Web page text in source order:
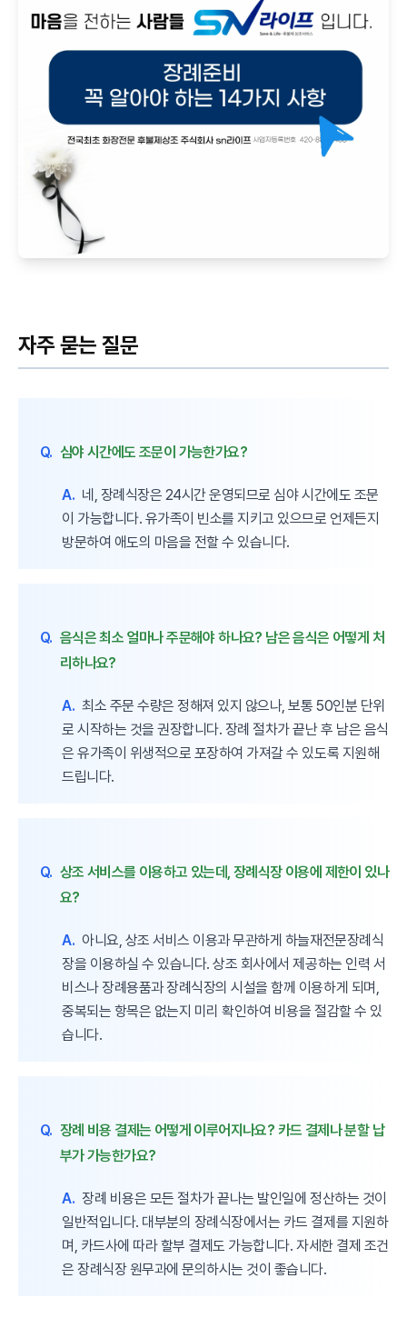
자주 묻는 질문
Q. 심야 시간에도 조문이 가능한가요?
A. 네, 장례식장은 24시간 운영되므로 심야 시간에도 조문
이 가능합니다. 유가족이 빈소를 지키고 있으므로 언제든지
방문하여 애도의 마음을 전할 수 있습니다.
Q. 음식은 최소 얼마나 주문해야 하나요? 남은 음식은 어떻게 처
리하나요?
A. 최소 주문 수량은 정해져 있지 않으나, 보통 50인분 단위
로 시작하는 것을 권장합니다. 장례 절차가 끝난 후 남은 음식
은 유가족이 위생적으로 포장하여 가져갈 수 있도록 지원해
드립니다.
Q. 상조 서비스를 이용하고 있는데, 장례식장 이용에 제한이 있나
요?
A. 아니요, 상조 서비스 이용과 무관하게 하늘재전문장례식
장을 이용하실 수 있습니다. 상조 회사에서 제공하는 인력 서
비스나 장례용품과 장례식장의 시설을 함께 이용하게 되며,
중복되는 항목은 없는지 미리 확인하여 비용을 절감할 수 있
습니다.
Q. 장례 비용 결제는 어떻게 이루어지나요? 카드 결제나 분할 납
부가 가능한가요?
A. 장례 비용은 모든 절차가 끝나는 발인일에 정산하는 것이
일반적입니다. 대부분의 장례식장에서는 카드 결제를 지원하
며, 카드사에 따라 할부 결제도 가능합니다. 자세한 결제 조건
은 장례식장 원무과에 문의하시는 것이 좋습니다.